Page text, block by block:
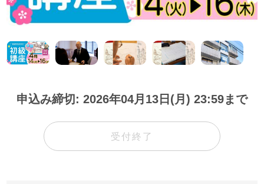
申込み締切: 2026年04月13日(月) 23:59まで
受付終了